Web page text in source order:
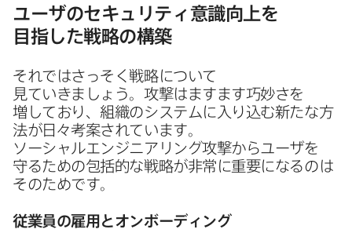
ユーザの​セキュリティ意識向上を​
目指した​戦略の​構築
それでは​さっそく​戦略に​ついて​
見ていきましょう。​攻撃はますます巧妙さを​
増しており、​組織の​システムに​入り込む新たな​方​
法が​日々​考案されています。​
ソーシャルエンジニアリング攻撃から​ユーザを​
守る​ための​包括的な​戦略が​非常に​重要に​なるのは​
その​ためです。
従業員の​雇用と​オンボーディング